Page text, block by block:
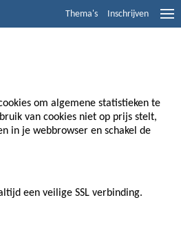
Thema's Inschrijven
om algemene statistieken te
van cookies niet op prijs stelt,
in je webbrowser en schakel de
een veilige SSL verbinding.